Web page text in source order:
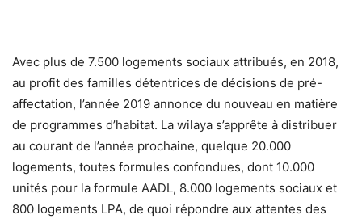
Avec plus de 7.500 logements sociaux attribués, en 2018,
au profit des familles détentrices de décisions de pré-
affectation, l’année 2019 annonce du nouveau en matière
de programmes d’habitat. La wilaya s’apprête à distribuer
au courant de l’année prochaine, quelque 20.000
logements, toutes formules confondues, dont 10.000
unités pour la formule AADL, 8.000 logements sociaux et
800 logements LPA, de quoi répondre aux attentes des